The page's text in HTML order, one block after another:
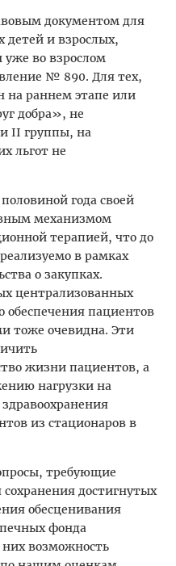
документом для
детей и взрослых,
уже во взрослом
№ 890. Для тех,
на раннем этапе или
добра», не
II группы, на
льгот не
года своей
механизмом
терапией, что до
в рамках
о закупках.
централизованных
обеспечения пациентов
тоже очевидна. Эти
жизни пациентов, а
нагрузки на
из стационаров в
требующие
достигнутых
обесценивания
фонда
них возможность